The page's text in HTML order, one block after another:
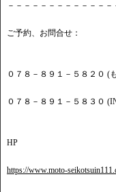
－－－－－－－－－－－－
ご予約、お問合せ：
０７８－８９１－５８２０ (
０７８－８９１－５８３０
HP
https://www.moto-